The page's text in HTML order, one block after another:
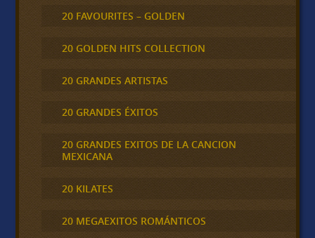
20 FAVOURITES – GOLDEN
20 GOLDEN HITS COLLECTION
20 GRANDES ARTISTAS
20 GRANDES ÉXITOS
20 GRANDES EXITOS DE LA CANCION
MEXICANA
20 KILATES
20 MEGAEXITOS ROMÁNTICOS